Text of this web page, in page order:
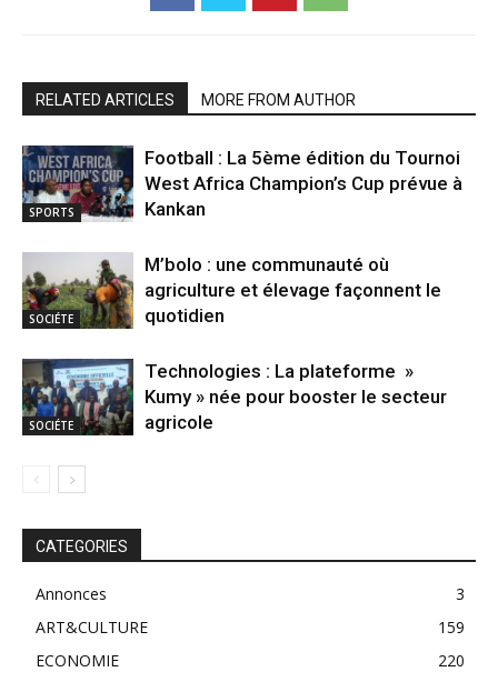
RELATED ARTICLES MORE FROM AUTHOR
SPORTS
Football : La 5ème édition du Tournoi
West Africa Champion’s Cup prévue à
Kankan
SOCIÉTE
M’bolo : une communauté où
agriculture et élevage façonnent le
quotidien
SOCIÉTE
Technologies : La plateforme »
Kumy » née pour booster le secteur
agricole
CATEGORIES
Annonces
3
ART&CULTURE
159
ECONOMIE
220